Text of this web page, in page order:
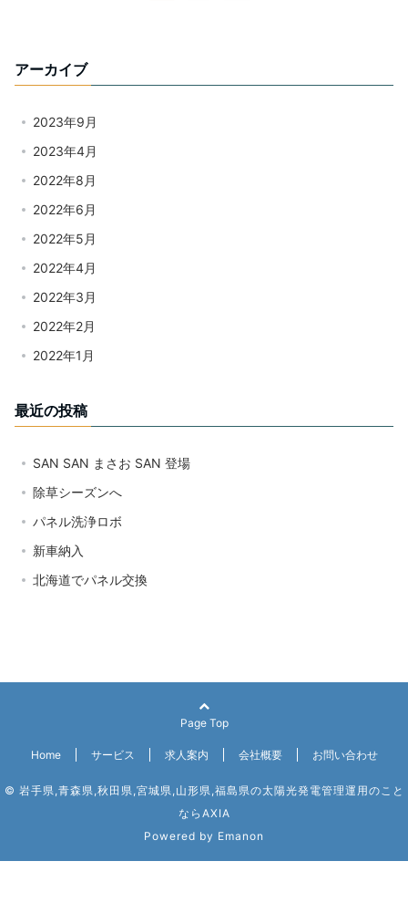
アーカイブ
2023年9月
2023年4月
2022年8月
2022年6月
2022年5月
2022年4月
2022年3月
2022年2月
2022年1月
最近の投稿
SAN SAN まさお SAN 登場
除草シーズンへ
パネル洗浄ロボ
新車納入
北海道でパネル交換
Page Top
Home サービス 求人案内 会社概要 お問い合わせ
© 岩手県,青森県,秋田県,宮城県,山形県,福島県の太陽光発電管理運用のこと
ならAXIA
Powered by Emanon